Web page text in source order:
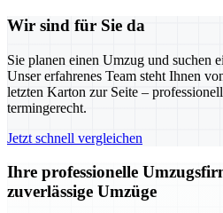
Wir sind für Sie da
Sie planen einen Umzug und suchen
Unser erfahrenes Team steht Ihnen
letzten Karton zur Seite –
termingerecht.
Jetzt schnell vergleichen
Ihre professionelle
zuverlässige Umzüge